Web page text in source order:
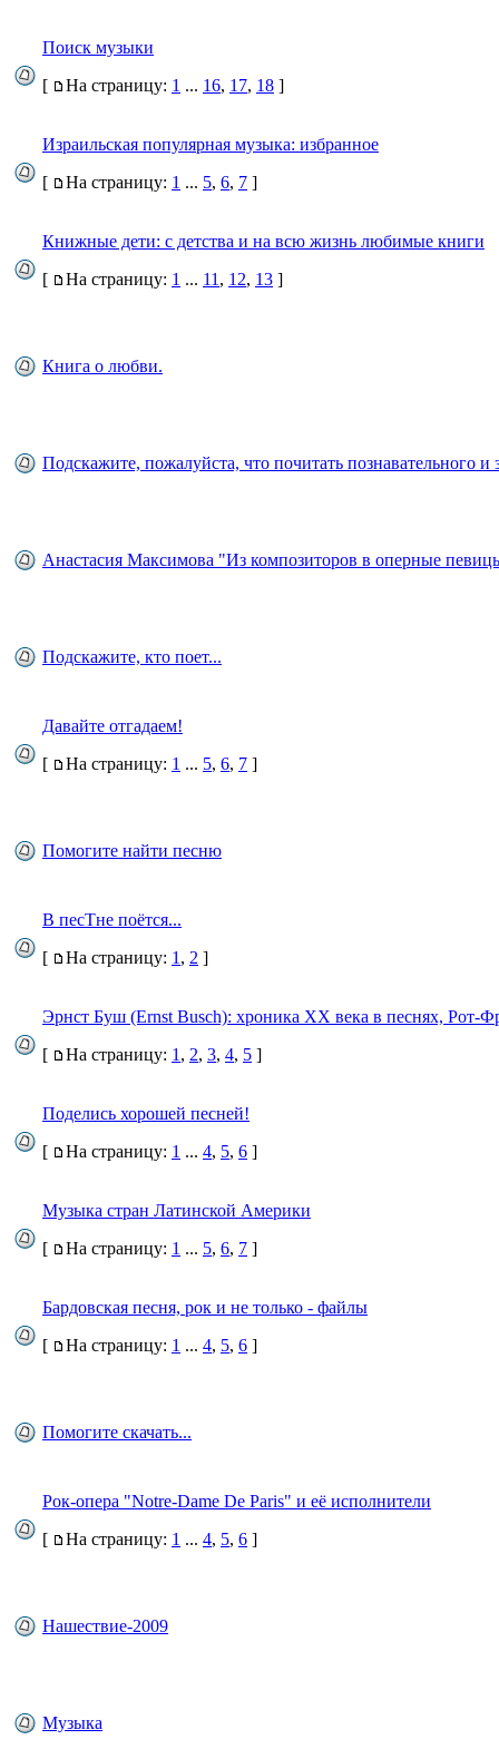
Поиск музыки
[
На страницу: 1 ... 16, 17, 18 ]
Израильская популярная музыка: избранное
[
На страницу: 1 ... 5, 6, 7 ]
Книжные дети: с детства и на всю жизнь любимые книги
[
На страницу: 1 ... 11 , 12, 13 ]
Книга о любви.
Подскажите, пожалуйста, что почитать познавательного и
Анастасия Максимова "Из композиторов в оперные
Подскажите, кто поет...
Давайте отгадаем!
[
На страницу: 1 ... 5, 6, 7 ]
Помогите найти песню
В песТне поётся...
[
На страницу: 1 , 2 ]
Эрнст Буш (Ernst Busch): хроника ХХ века в песнях, Рот-
[
На страницу: 1 , 2, 3, 4, 5 ]
Поделись хорошей песней!
[
На страницу: 1 ... 4, 5, 6 ]
Музыка стран Латинской Америки
[
На страницу: 1 ... 5, 6, 7 ]
Бардовская песня, рок и не только - файлы
[
На страницу: 1 ... 4, 5, 6 ]
Помогите скачать...
Рок-опера "Notre-Dame De Paris" и её исполнители
[
На страницу: 1 ... 4, 5, 6 ]
Нашествие-2009
Музыка